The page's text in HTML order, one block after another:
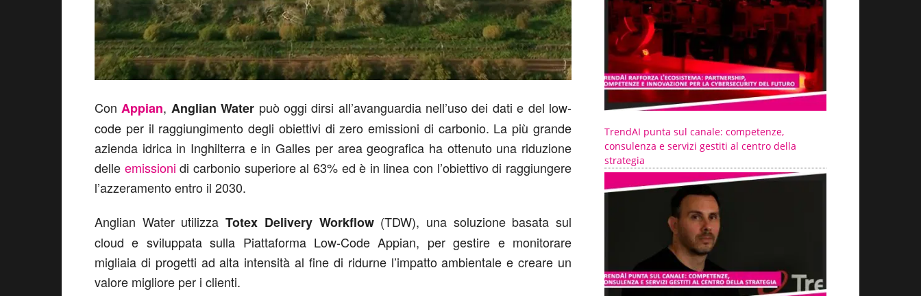
Con Appian, Anglian Water può oggi dirsi all’avanguardia nell’uso dei dati e del low-
code per il raggiungimento degli obiettivi di zero emissioni di carbonio. La più grande
azienda idrica in Inghilterra e in Galles per area geografica ha ottenuto una riduzione
delle emissioni di carbonio superiore al 63% ed è in linea con l’obiettivo di raggiungere
l’azzeramento entro il 2030.
Anglian Water utilizzaTotex Delivery Workflow(TDW), una soluzione basata sul
cloud e sviluppata sulla Piattaforma Low-Code Appian, per gestire e monitorare
migliaia di progetti ad alta intensità al fine di ridurne l’impatto ambientale e creare un
valore migliore per i clienti.
TrendAI punta sul canale: competenze,
consulenza e servizi gestiti al centro della
strategia